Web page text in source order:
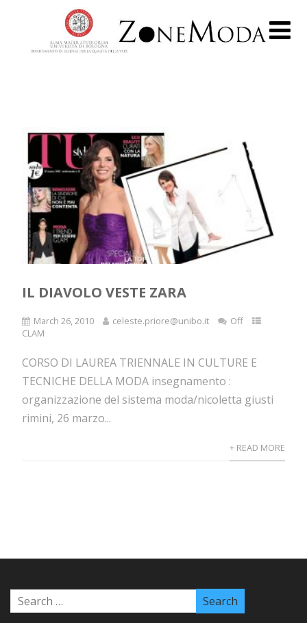
IL DIAVOLO VESTE ZARA
March 26, 2010 celeste.priore@unibo.it
Off
CLAM
CORSO DI LAUREA TRIENNALE IN CULTURE E
TECNICHE DELLA MODA insegnamento :
organizzazione del sistema moda/nicoletta giusti
rimini, 26 marzo...
+ READ MORE